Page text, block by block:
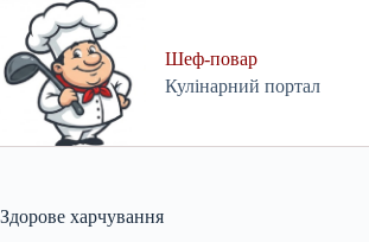
content
Шеф-повар
Кулінарний портал
Здорове харчування